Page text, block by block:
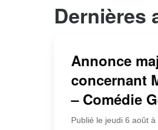
Dernières
Annonce
concernant
– Comédie
Publié le jeudi 6 août à